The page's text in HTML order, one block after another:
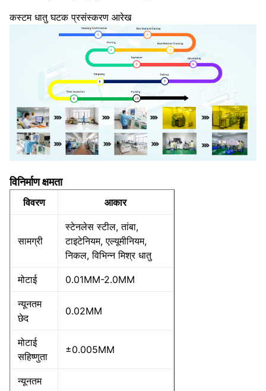
कस्टम धातु घटक प्रसंस्करण आरेख
विनिर्माण क्षमता
विवरण आकार
सामग्री
स्टेनलेस स्टील, तांबा,
टाइटेनियम, एल्यूमीनियम,
निकल, विभिन्न मिश्र धातु
मोटाई 0.01MM-2.0MM
न्यूनतम
छेद
0.02MM
मोटाई
सहिष्णुता
±0.005MM
न्यूनतम